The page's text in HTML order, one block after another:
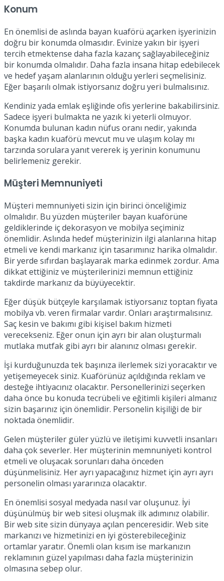
Konum
En önemlisi de aslında bayan kuaförü açarken işyerinizin
doğru bir konumda olmasıdır. Evinize yakın bir işyeri
tercih etmektense daha fazla kazanç sağlayabileceğiniz
bir konumda olmalıdır. Daha fazla insana hitap edebilecek
ve hedef yaşam alanlarının olduğu yerleri seçmelisiniz.
Eğer başarılı olmak istiyorsanız doğru yeri bulmalısınız.
Kendiniz yada emlak eşliğinde ofis yerlerine bakabilirsiniz.
Sadece işyeri bulmakta ne yazık ki yeterli olmuyor.
Konumda bulunan kadın nüfus oranı nedir, yakında
başka kadın kuaförü mevcut mu ve ulaşım kolay mı
tarzında sorulara yanıt vererek iş yerinin konumunu
belirlemeniz gerekir.
Müşteri Memnuniyeti
Müşteri memnuniyeti sizin için birinci önceliğimiz
olmalıdır. Bu yüzden müşteriler bayan kuaförüne
geldiklerinde iç dekorasyon ve mobilya seçiminiz
önemlidir. Aslında hedef müşterinizin ilgi alanlarına hitap
etmeli ve kendi markanız için tasarımınız harika olmalıdır.
Bir yerde sıfırdan başlayarak marka edinmek zordur. Ama
dikkat ettiğiniz ve müşterilerinizi memnun ettiğiniz
takdirde markanız da büyüyecektir.
Eğer düşük bütçeyle karşılamak istiyorsanız toptan fiyata
mobilya vb. veren firmalar vardır. Onları araştırmalısınız.
Saç kesin ve bakımı gibi kişisel bakım hizmeti
verecekseniz. Eğer onun için ayrı bir alan oluşturmalı
mutlaka mutfak gibi ayrı bir alanınız olması gerekir.
İşi kurduğunuzda tek başınıza ilerlemek sizi yoracaktır ve
yetişemeyecek siniz. Kuaförünüz açıldığında reklam ve
desteğe ihtiyacınız olacaktır. Personellerinizi seçerken
daha önce bu konuda tecrübeli ve eğitimli kişileri almanız
sizin başarınız için önemlidir. Personelin kişiliği de bir
noktada önemlidir.
Gelen müşteriler güler yüzlü ve iletişimi kuvvetli insanları
daha çok severler. Her müşterinin memnuniyeti kontrol
etmeli ve oluşacak sorunları daha önceden
düşünmelisiniz. Her ayrı yapacağınız hizmet için ayrı ayrı
personelin olması yararınıza olacaktır.
En önemlisi sosyal medyada nasıl var oluşunuz. İyi
düşünülmüş bir web sitesi oluşmak ilk adımınız olabilir.
Bir web site sizin dünyaya açılan penceresidir. Web site
markanızı ve hizmetinizi en iyi gösterebileceğiniz
ortamlar yaratır. Önemli olan kısım ise markanızın
reklamının güzel yapılması daha fazla müşterinizin
olmasına sebep olur.